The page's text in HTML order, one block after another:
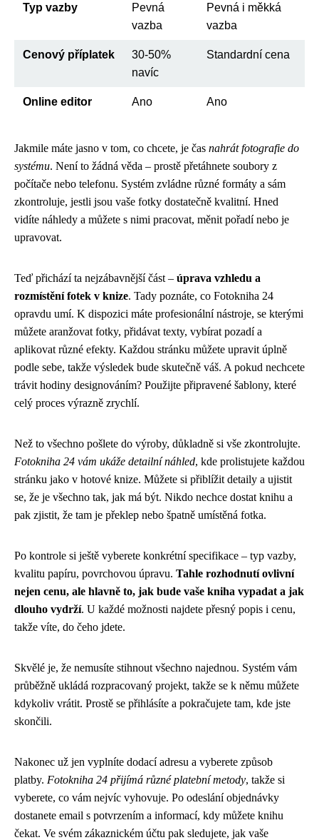
Typ vazby
Pevná
vazba
Pevná i měkká
vazba
Cenový příplatek
30-50%
navíc
Standardní cena
Online editor Ano Ano
Jakmile máte jasno v tom, co chcete, je čas nahrát fotografie do
systému. Není to žádná věda – prostě přetáhnete soubory z
počítače nebo telefonu. Systém zvládne různé formáty a sám
zkontroluje, jestli jsou vaše fotky dostatečně kvalitní. Hned
vidíte náhledy a můžete s nimi pracovat, měnit pořadí nebo je
upravovat.
Teď přichází ta nejzábavnější část – úprava vzhledu a
rozmístění fotek v knize. Tady poznáte, co Fotokniha 24
opravdu umí. K dispozici máte profesionální nástroje, se kterými
můžete aranžovat fotky, přidávat texty, vybírat pozadí a
aplikovat různé efekty. Každou stránku můžete upravit úplně
podle sebe, takže výsledek bude skutečně váš. A pokud nechcete
trávit hodiny designováním? Použijte připravené šablony, které
celý proces výrazně zrychlí.
Než to všechno pošlete do výroby, důkladně si vše zkontrolujte.
Fotokniha 24 vám ukáže detailní náhled, kde prolistujete každou
stránku jako v hotové knize. Můžete si přiblížit detaily a ujistit
se, že je všechno tak, jak má být. Nikdo nechce dostat knihu a
pak zjistit, že tam je překlep nebo špatně umístěná fotka.
Po kontrole si ještě vyberete konkrétní specifikace – typ vazby,
kvalitu papíru, povrchovou úpravu. Tahle rozhodnutí ovlivní
nejen cenu, ale hlavně to, jak bude vaše kniha vypadat a jak
dlouho vydrží. U každé možnosti najdete přesný popis i cenu,
takže víte, do čeho jdete.
Skvělé je, že nemusíte stihnout všechno najednou. Systém vám
průběžně ukládá rozpracovaný projekt, takže se k němu můžete
kdykoliv vrátit. Prostě se přihlásíte a pokračujete tam, kde jste
skončili.
Nakonec už jen vyplníte dodací adresu a vyberete způsob
platby. Fotokniha 24 přijímá různé platební metody, takže si
vyberete, co vám nejvíc vyhovuje. Po odeslání objednávky
dostanete email s potvrzením a informací, kdy můžete knihu
čekat. Ve svém zákaznickém účtu pak sledujete, jak vaše